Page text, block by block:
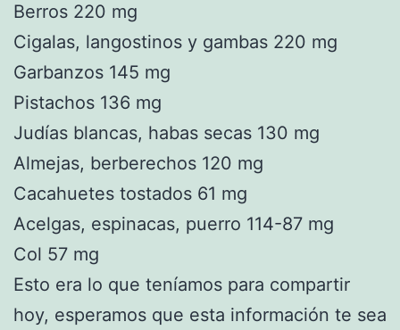
Berros 220 mg
Cigalas, langostinos y gambas 220 mg
Garbanzos 145 mg
Pistachos 136 mg
Judías blancas, habas secas 130 mg
Almejas, berberechos 120 mg
Cacahuetes tostados 61 mg
Acelgas, espinacas, puerro 114-87 mg
Col 57 mg
Esto era lo que teníamos para compartir
hoy, esperamos que esta información te sea